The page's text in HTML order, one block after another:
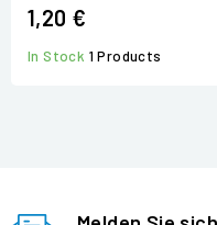
1,20 €
In Stock 1 Products